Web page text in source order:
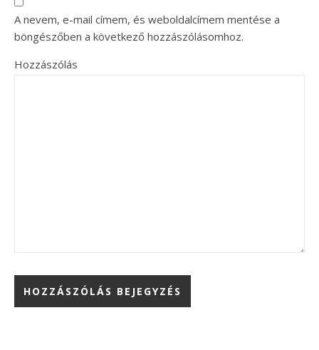
A nevem, e-mail címem, és weboldalcímem mentése a
böngészőben a következő hozzászólásomhoz.
Hozzászólás